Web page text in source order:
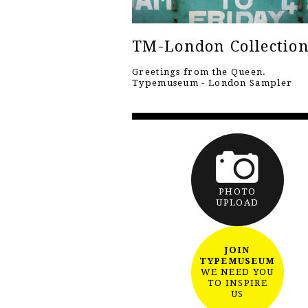
TM-London
Greetings from the Queen.
Typemuseum - London Sampler
PHOTO
UPLOAD
JOIN
TYPEMUSEUM
WE NEED YOU
TO INSPIRE
US